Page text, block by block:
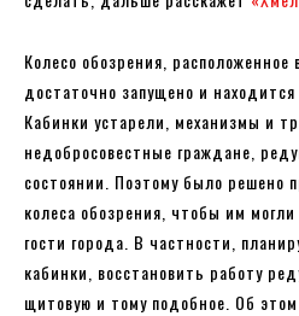
Колесо обозрения, расположенное
достаточно запущено и
Кабинки устарели, механизмы и
недобросовестные граждане,
состоянии. Поэтому было решено
колеса обозрения, чтобы им
гости города. В частности,
кабинки, восстановить работу
щитовую и тому подобное. Об